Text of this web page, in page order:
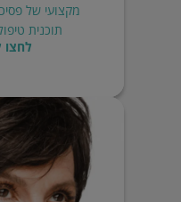
מקצועי של
תוכנית
לחצו